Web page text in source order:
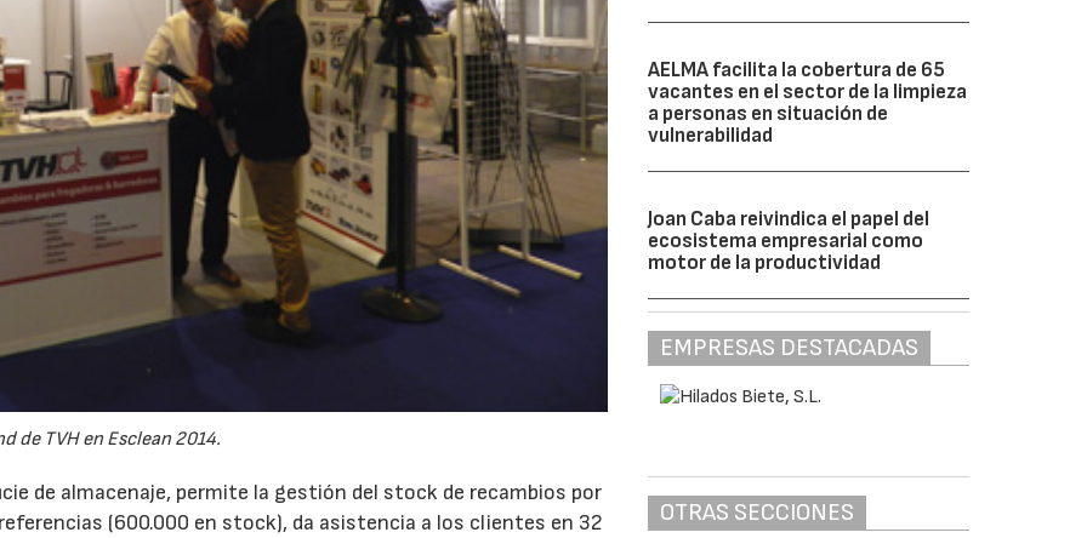
de TVH en Esclean 2014.
de almacenaje, permite la gestión del stock de recambios por
(600.000 en stock), da asistencia a los clientes en 32
AELMA facilita la cobertura de 65
vacantes en el sector de la limpieza
a personas en situación de
vulnerabilidad
Joan Caba reivindica el papel del
ecosistema empresarial como
motor de la productividad
EMPRESAS DESTACADAS
OTRAS SECCIONES